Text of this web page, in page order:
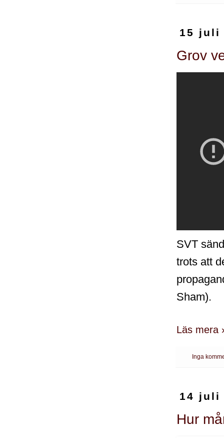
15 juli
Grov
SVT
trots att
Sham).
Läs mera
Inga
14 juli
Hur